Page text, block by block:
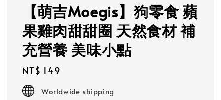
【萌吉Moegis】狗零食 蘋
果雞肉甜甜圈 天然食材 補
充營養 美味小點
Regular
price
NT$ 149
Worldwide shipping